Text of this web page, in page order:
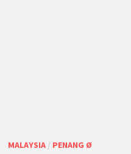
MALAYSIA/ PENANG Ø